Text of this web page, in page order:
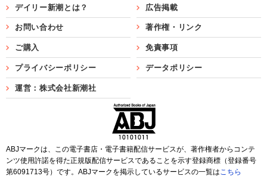
デイリー新潮とは？ 広告掲載
お問い合わせ 著作権・リンク
ご購入 免責事項
プライバシーポリシー データポリシー
運営：株式会社新潮社
ABJマークは、この電子書店・電子書籍配信サービスが、著作権者からコンテ
ンツ使用許諾を得た正規版配信サービスであることを示す登録商標（登録番号
第6091713号）です。ABJマークを掲示しているサービスの一覧はこちら